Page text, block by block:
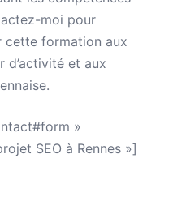
moi pour
cette formation aux
d’activité et aux
»
SEO à Rennes »]